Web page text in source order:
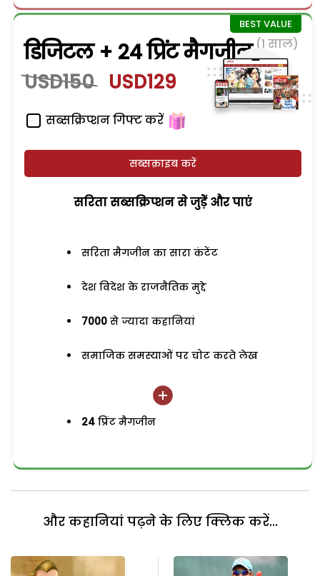
डिजिटल + 24 प्रिंट मैगजीन (1 साल)
USD150 USD129
सब्सक्रिप्शन गिफ्ट करें
सब्सक्राइब करें
सरिता सब्सक्रिप्शन से जुड़ेें और पाएं
सरिता मैगजीन का सारा कंटेंट
देश विदेश के राजनैतिक मुद्दे
7000 से ज्यादा कहानियां
समाजिक समस्याओं पर चोट करते लेख
24 प्रिंट मैगजीन
और कहानियां पढ़ने के लिए क्लिक करें...